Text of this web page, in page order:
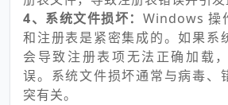
4、系统文件损坏： Windows 操
和注册表是紧密集成的。如果系
会导致注册表项无法正确加载
误。系统文件损坏通常与病毒、
突有关。